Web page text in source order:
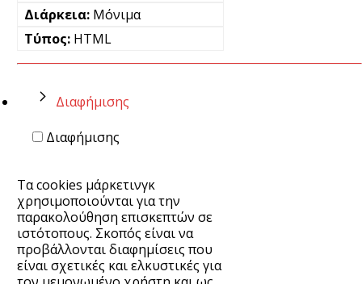
Μόνιμα
HTML
Διαφήμισης
Διαφήμισης
Τα cookies μάρκετινγκ
χρησιμοποιούνται για την
παρακολούθηση επισκεπτών σε
ιστότοπους. Σκοπός είναι να
προβάλλονται διαφημίσεις που
είναι σχετικές και ελκυστικές για